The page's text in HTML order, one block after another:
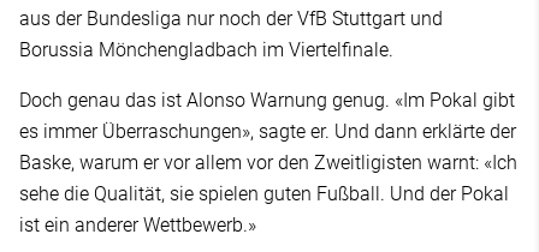
aus der Bundesliga nur noch der VfB Stuttgart und
Borussia Mönchengladbach im Viertelfinale.
Doch genau das ist Alonso Warnung genug. «Im Pokal gibt
es immer Überraschungen», sagte er. Und dann erklärte der
Baske, warum er vor allem vor den Zweitligisten warnt: «Ich
sehe die Qualität, sie spielen guten Fußball. Und der Pokal
ist ein anderer Wettbewerb.»